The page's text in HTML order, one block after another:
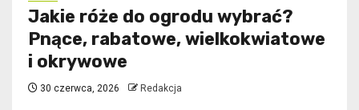
Jakie róże do ogrodu wybrać?
Pnące, rabatowe, wielkokwiatowe
i okrywowe
30 czerwca, 2026 Redakcja